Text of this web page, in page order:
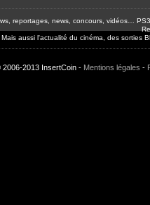
reportages, news, concours, vidéos…
Mais aussi l'actualité du cinéma, des sorties
2006-2013 InsertCoin - Mentions légales -